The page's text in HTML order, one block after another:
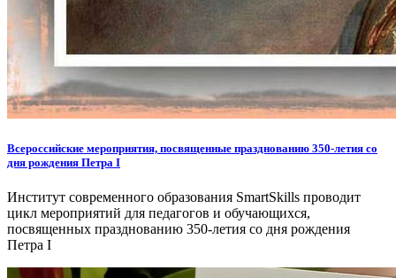
Всероссийские мероприятия, посвященные празднованию 350-летия со
дня рождения Петра I
Институт современного образования SmartSkills проводит
цикл мероприятий для педагогов и обучающихся,
посвященных празднованию 350-летия со дня рождения
Петра I